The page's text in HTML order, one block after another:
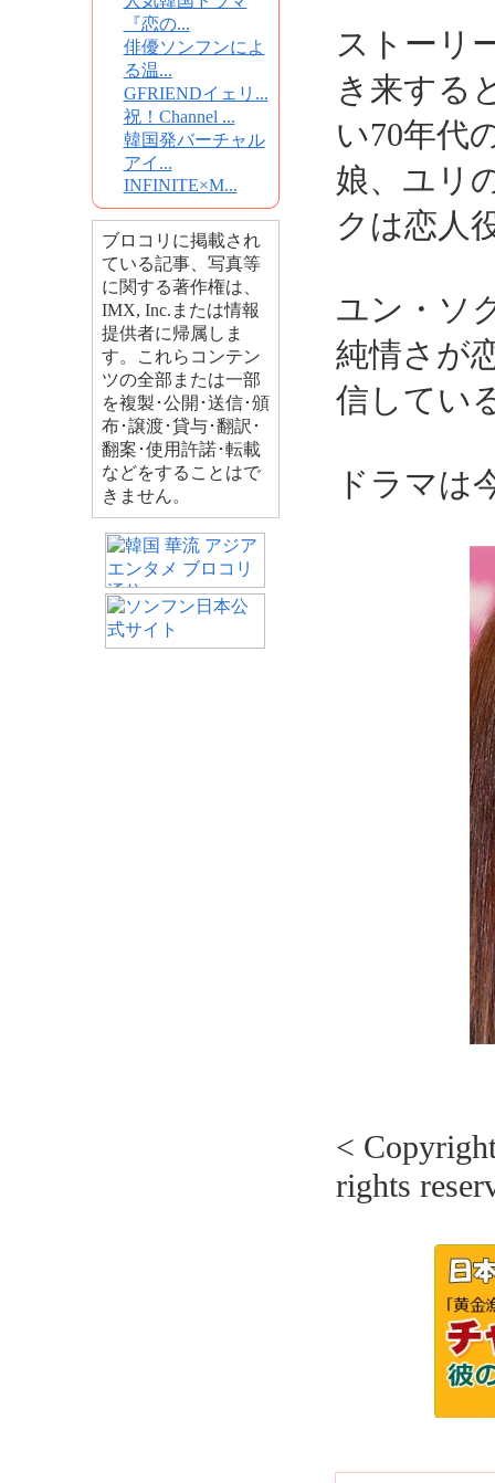
『恋の...
俳優ソンフンによ
る温...
GFRIENDイェリ...
祝！Channel ...
韓国発バーチャル
アイ...
INFINITE×M...
ブロコリに掲載され
ている記事、写真等
に関する著作権は、
IMX, Inc.または情報
提供者に帰属しま
す。これらコンテン
ツの全部または一部
を複製･公開･送信･頒
布･譲渡･貸与･翻訳･
翻案･使用許諾･転載
などをすることはで
きません。
ストーリ
き来する
い70年代
娘、ユリ
クは恋人
ユン・ソ
純情さが
信してい
ドラマは
<
rights